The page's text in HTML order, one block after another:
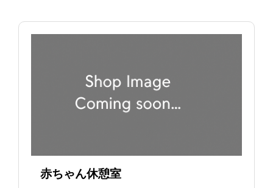
赤ちゃん休憩室